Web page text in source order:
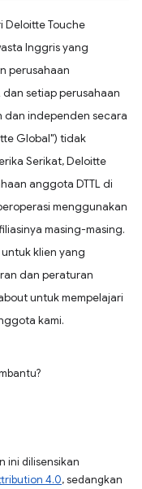
Deloitte Touche
Inggris yang
perusahaan
setiap perusahaan
independen secara
Global") tidak
Serikat, Deloitte
anggota DTTL di
menggunakan
masing-masing.
klien yang
dan peraturan
untuk mempelajari
kami.
ini dilisensikan
4.0, sedangkan